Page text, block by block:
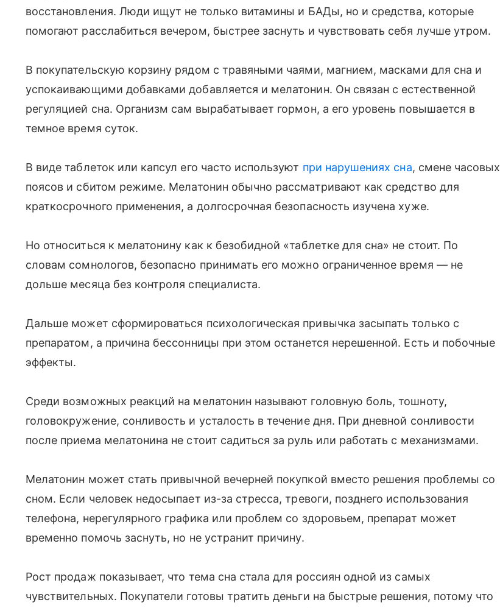
восстановления. Люди ищут не только витамины и БАДы, но и средства, которые
помогают расслабиться вечером, быстрее заснуть и чувствовать себя лучше утром.
В покупательскую корзину рядом с травяными чаями, магнием, масками для сна и
успокаивающими добавками добавляется и мелатонин. Он связан с естественной
регуляцией сна. Организм сам вырабатывает гормон, а его уровень повышается в
темное время суток.
В виде таблеток или капсул его часто используют при нарушениях сна, смене часовых
поясов и сбитом режиме. Мелатонин обычно рассматривают как средство для
краткосрочного применения, а долгосрочная безопасность изучена хуже.
Но относиться к мелатонину как к безобидной «таблетке для сна» не стоит. По
словам сомнологов, безопасно принимать его можно ограниченное время — не
дольше месяца без контроля специалиста.
Дальше может сформироваться психологическая привычка засыпать только с
препаратом, а причина бессонницы при этом останется нерешенной. Есть и побочные
эффекты.
Среди возможных реакций на мелатонин называют головную боль, тошноту,
головокружение, сонливость и усталость в течение дня. При дневной сонливости
после приема мелатонина не стоит садиться за руль или работать с механизмами.
Мелатонин может стать привычной вечерней покупкой вместо решения проблемы со
сном. Если человек недосыпает из-за стресса, тревоги, позднего использования
телефона, нерегулярного графика или проблем со здоровьем, препарат может
временно помочь заснуть, но не устранит причину.
Рост продаж показывает, что тема сна стала для россиян одной из самых
чувствительных. Покупатели готовы тратить деньги на быстрые решения, потому что